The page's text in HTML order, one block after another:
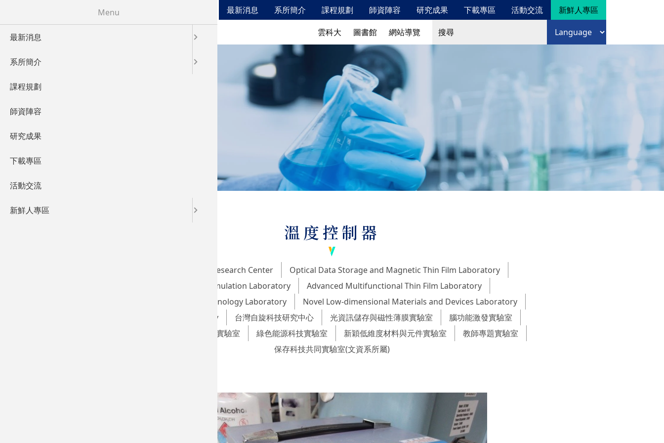
最新消息 系所簡介 課程規劃 師資陣容 研究成果 下載專區 活動交流 新鮮人專區
雲科大 圖書館 網站導覽
搜尋表單
溫度控制器
Taiwan SPIN Research Center
Optical Data Storage and Magnetic Thin Film Laboratory
Brain Stimulation Laboratory
Advanced Multifunctional Thin Film Laboratory
Green Energy Technology Laboratory
Novel Low-dimensional Materials and Devices Laboratory
GHMS Laboratory
台灣自旋科技研究中心 光資訊儲存與磁性薄膜實驗室
腦功能激發實驗室
先進多功能薄膜材料實驗室
綠色能源科技實驗室 新穎低維度材料與元件實驗室
教師專題實驗室
保存科技共同實驗室(文資系所屬)
Menu
最新消息
系所簡介
課程規劃
師資陣容
研究成果
下載專區
活動交流
新鮮人專區
最新消息
115年2月校內安全衛生教育訓練相關資訊
系所簡介
發展願景、教育目標及學生核心能力
實驗室概況
新鮮人專區
教學特色
儀器設備
產業鏈結